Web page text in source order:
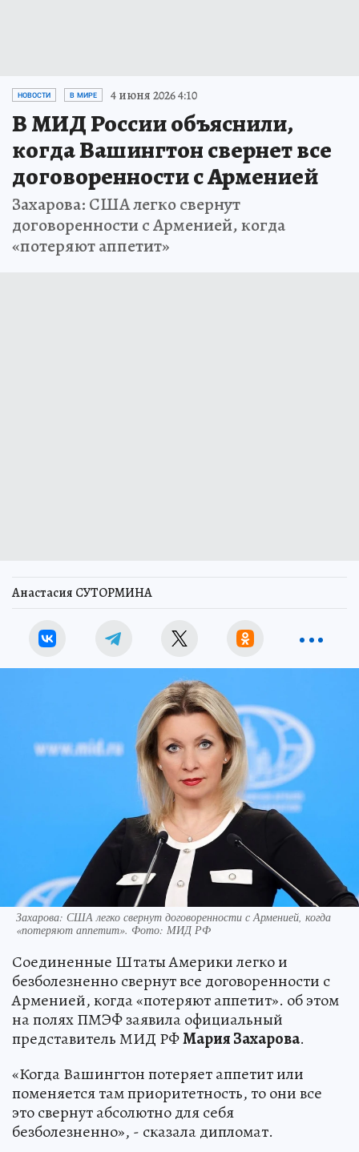
НОВОСТИ В МИРЕ 4 июня 2026 4:10
В МИД России объяснили,
когда Вашингтон свернет все
договоренности с Арменией
Захарова: США легко свернут
договоренности с Арменией, когда
«потеряют аппетит»
Анастасия СУТОРМИНА
Захарова: США легко свернут договоренности с Арменией, когда
«потеряют аппетит». Фото: МИД РФ
Соединенные Штаты Америки легко и
безболезненно свернут все договоренности с
Арменией, когда «потеряют аппетит». об этом
на полях ПМЭФ заявила официальный
представитель МИД РФМария Захарова.
«Когда Вашингтон потеряет аппетит или
поменяется там приоритетность, то они все
это свернут абсолютно для себя
безболезненно», - сказала дипломат.